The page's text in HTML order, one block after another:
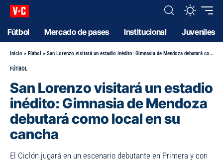
Fútbol Mercado de pases Institucional Juveniles
Inicio » Fútbol » San Lorenzo visitará un estadio inédito: Gimnasia de Mendoza debutará como local en su cancha
FÚTBOL
San Lorenzo visitará un estadio
inédito: Gimnasia de Mendoza
debutará como local en su
cancha
El Ciclón jugará en un escenario debutante en Primera y con